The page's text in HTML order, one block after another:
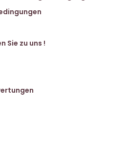
Sie zu uns !